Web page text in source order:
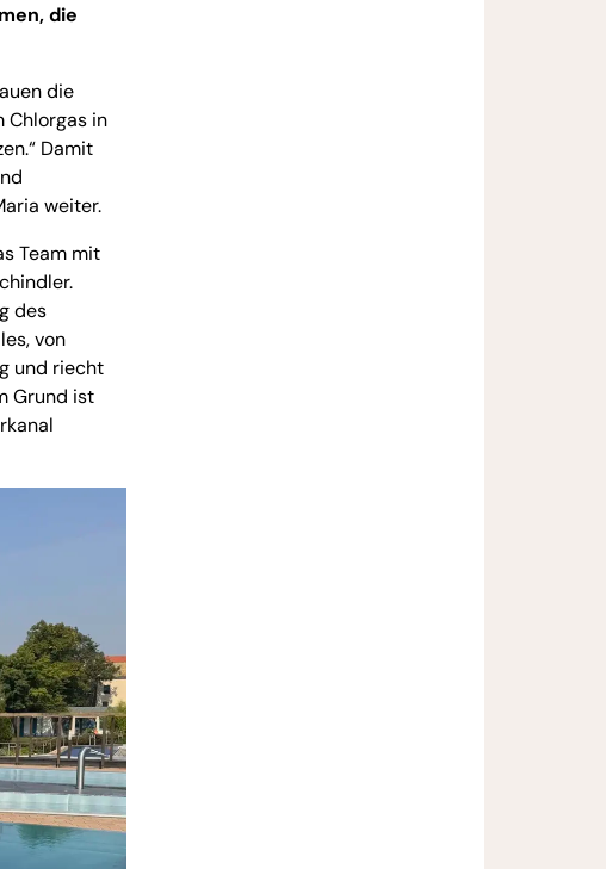
die
die
Chlorgas in
Damit
weiter.
Team mit
des
von
und riecht
Grund ist